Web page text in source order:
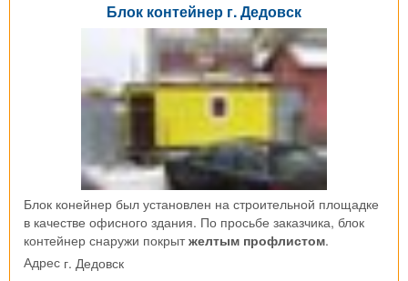
Блок контейнер г. Дедовск
Блок конейнер был установлен на строительной площадке
в качестве офисного здания. По просьбе заказчика, блок
контейнер снаружи покрытжелтым профлистом.
Адрес г. Дедовск